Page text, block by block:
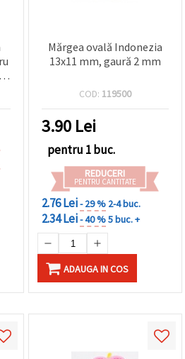
Mărgea ovală Indonezia
13x11 mm, gaură 2 mm
COD: 119500
3.90 Lei
pentru 1 buc.
REDUCERI
PENTRU CANTITATE
2.76 Lei- 29 % 2-4 buc.
2.34 Lei- 40 %5 buc. +
ADAUGA IN COS